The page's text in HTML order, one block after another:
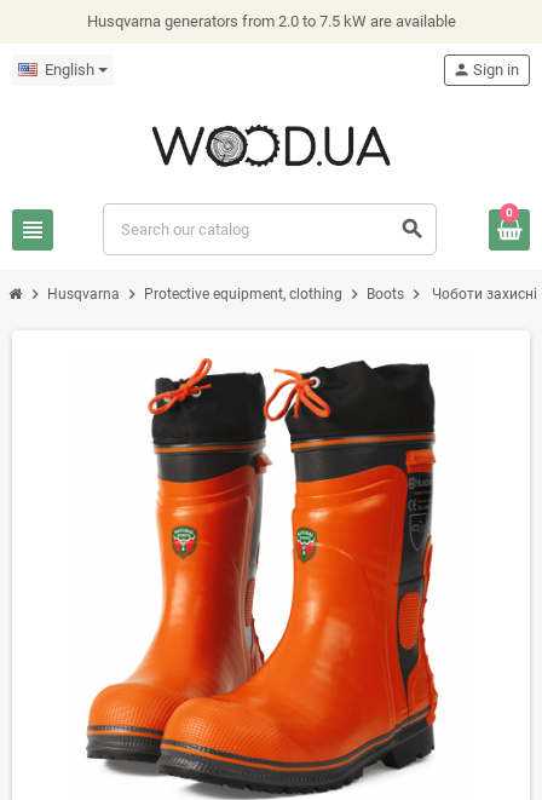
Husqvarna generators from 2.0 to 7.5 kW are available
English
view_headline search
person Sign in
0
chevron_right Husqvarna chevron_right Protective equipment, clothing chevron_right Boots chevron_right Чоботи